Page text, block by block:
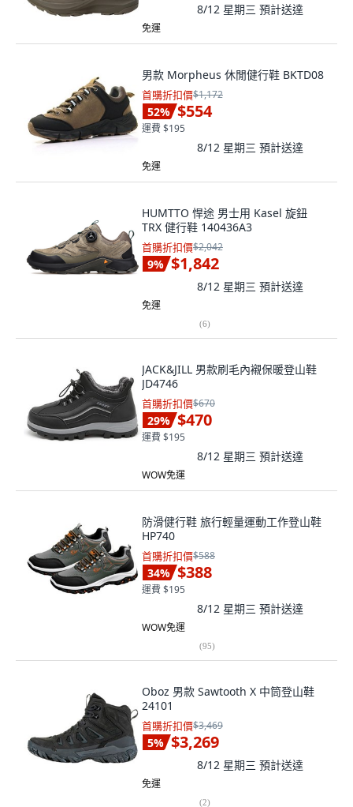
8/12 星期三 預計送達
免運
男款 Morpheus 休閒健行鞋 BKTD08
首購折扣價$1,172
52% $554
運費 $195
8/12 星期三 預計送達
免運
HUMTTO 悍途 男士用 Kasel 旋鈕
TRX 健行鞋 140436A3
首購折扣價$2,042
9% $1,842
8/12 星期三 預計送達
免運
(6)
JACK&JILL 男款刷毛內襯保暖登山鞋
JD4746
首購折扣價$670
29% $470
運費 $195
8/12 星期三 預計送達
WOW免運
防滑健行鞋 旅行輕量運動工作登山鞋
HP740
首購折扣價$588
34% $388
運費 $195
8/12 星期三 預計送達
WOW免運
(95)
Oboz 男款 Sawtooth X 中筒登山鞋
24101
首購折扣價$3,469
5% $3,269
8/12 星期三 預計送達
免運
(2)